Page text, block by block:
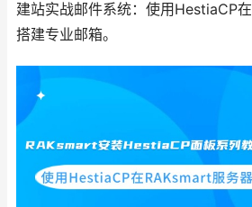
建站实战邮件系统：使用HestiaCP在
搭建专业邮箱。